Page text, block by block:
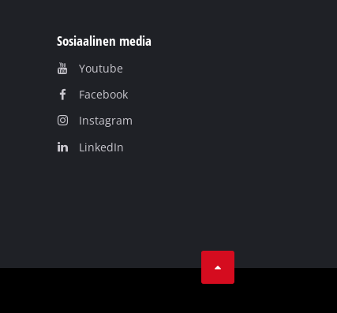
Sosiaalinen media
Youtube
Facebook
Instagram
LinkedIn